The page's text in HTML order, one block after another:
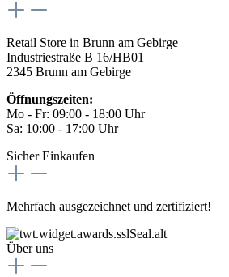
Retail Store in Brunn am Gebirge
Industriestraße B 16/HB01
2345 Brunn am Gebirge
Öffnungszeiten:
Mo - Fr: 09:00 - 18:00 Uhr
Sa: 10:00 - 17:00 Uhr
Sicher Einkaufen
Mehrfach ausgezeichnet und zertifiziert!
Über uns